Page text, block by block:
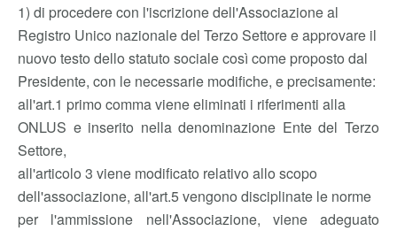
1) di procedere con l'iscrizione dell'Associazione al
Registro Unico nazionale del Terzo Settore e approvare il
nuovo testo dello statuto sociale così come proposto dal
Presidente, con le necessarie modifiche, e precisamente:
all'art.1 primo comma viene eliminati i riferimenti alla
ONLUS e inserito nella denominazione Ente del Terzo
Settore,
all'articolo 3 viene modificato relativo allo scopo
dell'associazione, all'art.5 vengono disciplinate le norme
per l'ammissione nell'Associazione, viene adeguato